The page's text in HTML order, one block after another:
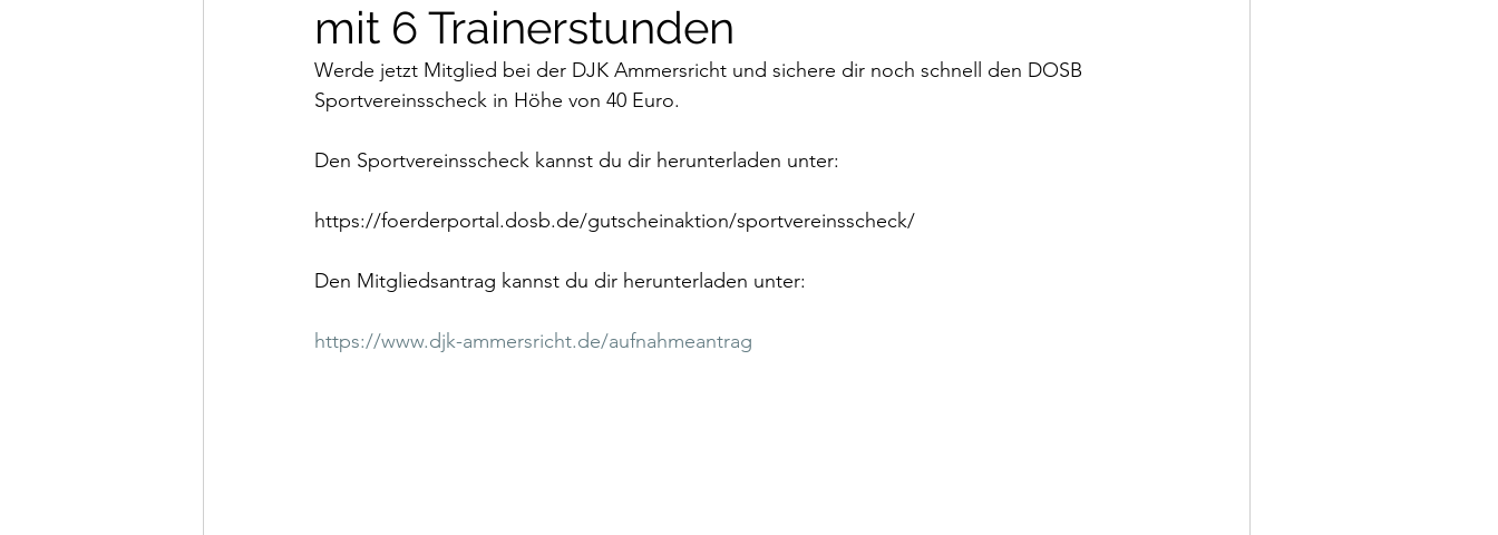
mit 6 Trainerstunden
Werde jetzt Mitglied bei der DJK Ammersricht und sichere dir noch schnell den DOSB
Sportvereinsscheck in Höhe von 40 Euro.
Den Sportvereinsscheck kannst du dir herunterladen unter:
https://foerderportal.dosb.de/gutscheinaktion/sportvereinsscheck/
Den Mitgliedsantrag kannst du dir herunterladen unter:
https://www.djk-ammersricht.de/aufnahmeantrag